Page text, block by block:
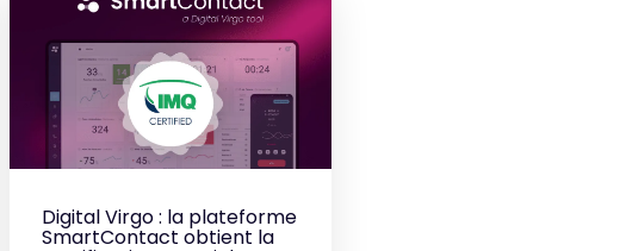
Digital Virgo : la plateforme
SmartContact obtient la